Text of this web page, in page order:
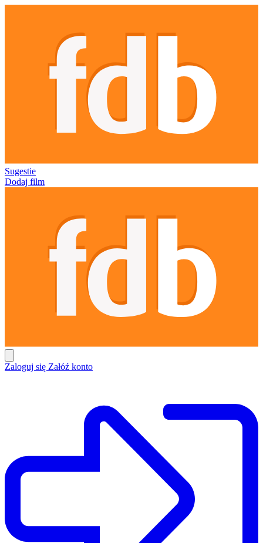
Sugestie
Dodaj film
Zaloguj się Załóź konto